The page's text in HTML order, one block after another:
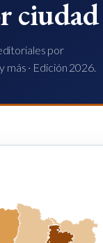
por
más · Edición 2026.